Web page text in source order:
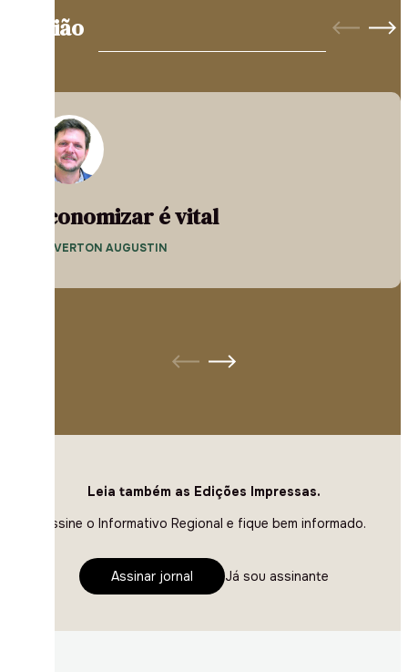
Opinião
Economizar é vital
— EVERTON AUGUSTIN
Leia também as Edições Impressas.
Assine o Informativo Regional e fique bem informado.
Assinar jornal Já sou assinante